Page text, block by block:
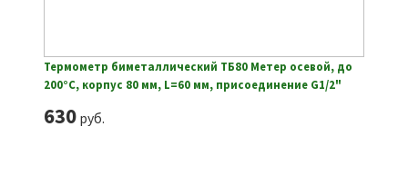
Термометр биметаллический ТБ80 Метер осевой, до
200°С, корпус 80 мм, L=60 мм, присоединение G1/2"
630руб.